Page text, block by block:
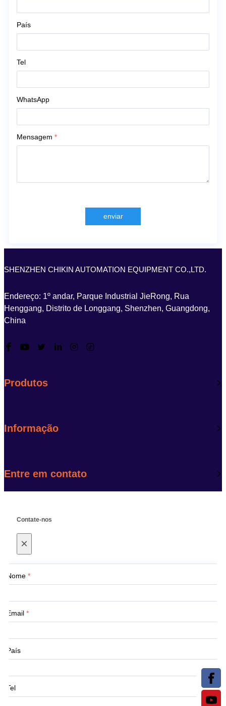
País
Tel
WhatsApp
Mensagem *
enviar
SHENZHEN CHIKIN AUTOMATION EQUIPMENT CO.,LTD.
Endereço: 1º andar, Parque Industrial JieRong, Rua
Henggang, Distrito de Longgang, Shenzhen, Guangdong,
China
Produtos
Informação
Entre em contato
Contate-nos
×
Nome *
Email *
País
Tel